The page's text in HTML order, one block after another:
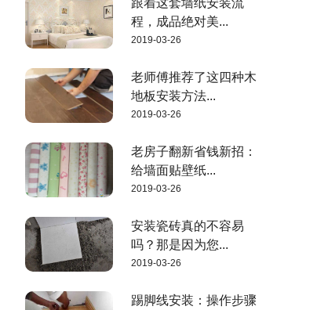
跟着这套墙纸安装流
程，成品绝对美...
2019-03-26
老师傅推荐了这四种木
地板安装方法...
2019-03-26
老房子翻新省钱新招：
给墙面贴壁纸...
2019-03-26
安装瓷砖真的不容易
吗？那是因为您...
2019-03-26
踢脚线安装：操作步骤